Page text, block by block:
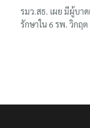
รมว.สธ. เผย มีผู้บาด
รักษาใน 6 รพ. วิกฤต